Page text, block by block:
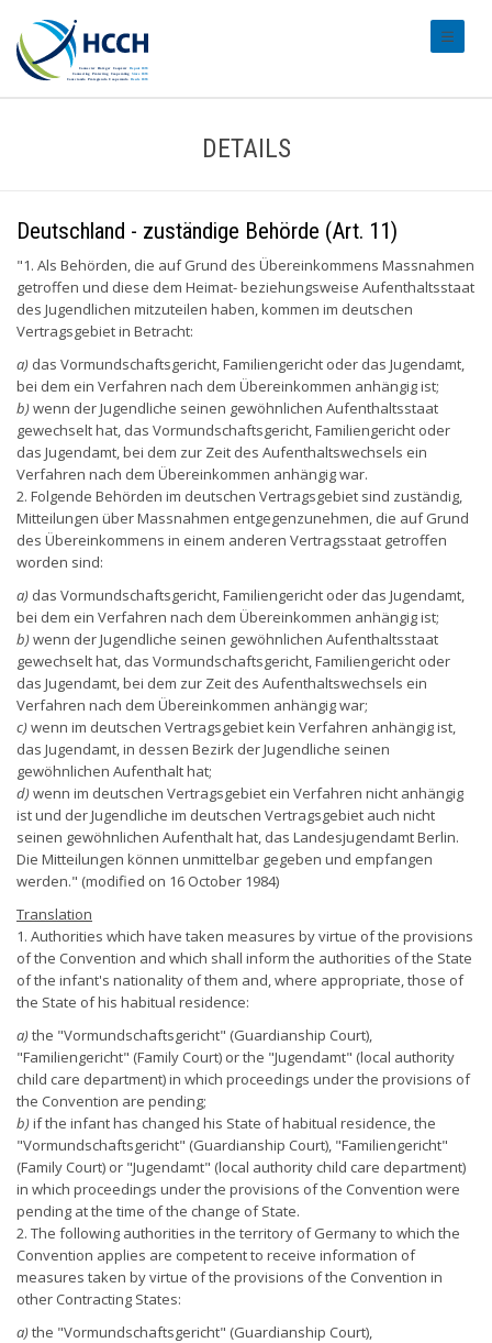
DETAILS
Deutschland - zuständige Behörde (Art. 11)
"1. Als Behörden, die auf Grund des Übereinkommens Massnahmen
getroffen und diese dem Heimat- beziehungsweise Aufenthaltsstaat
des Jugendlichen mitzuteilen haben, kommen im deutschen
Vertragsgebiet in Betracht:
a) das Vormundschaftsgericht, Familiengericht oder das Jugendamt,
bei dem ein Verfahren nach dem Übereinkommen anhängig ist;
b)wenn der Jugendliche seinen gewöhnlichen Aufenthaltsstaat
gewechselt hat, das Vormundschaftsgericht, Familiengericht oder
das Jugendamt, bei dem zur Zeit des Aufenthaltswechsels ein
Verfahren nach dem Übereinkommen anhängig war.
2. Folgende Behörden im deutschen Vertragsgebiet sind zuständig,
Mitteilungen über Massnahmen entgegenzunehmen, die auf Grund
des Übereinkommens in einem anderen Vertragsstaat getroffen
worden sind:
a) das Vormundschaftsgericht, Familiengericht oder das Jugendamt,
bei dem ein Verfahren nach dem Übereinkommen anhängig ist;
b)wenn der Jugendliche seinen gewöhnlichen Aufenthaltsstaat
gewechselt hat, das Vormundschaftsgericht, Familiengericht oder
das Jugendamt, bei dem zur Zeit des Aufenthaltswechsels ein
Verfahren nach dem Übereinkommen anhängig war;
c)wenn im deutschen Vertragsgebiet kein Verfahren anhängig ist,
das Jugendamt, in dessen Bezirk der Jugendliche seinen
gewöhnlichen Aufenthalt hat;
d)wenn im deutschen Vertragsgebiet ein Verfahren nicht anhängig
ist und der Jugendliche im deutschen Vertragsgebiet auch nicht
seinen gewöhnlichen Aufenthalt hat, das Landesjugendamt Berlin.
Die Mitteilungen können unmittelbar gegeben und empfangen
werden." (modified on 16 October 1984)
Translation
1. Authorities which have taken measures by virtue of the provisions
of the Convention and which shall inform the authorities of the State
of the infant's nationality of them and, where appropriate, those of
the State of his habitual residence:
a)the "Vormundschaftsgericht" (Guardianship Court),
"Familiengericht" (Family Court) or the "Jugendamt" (local authority
child care department) in which proceedings under the provisions of
the Convention are pending;
b)if the infant has changed his State of habitual residence, the
"Vormundschaftsgericht" (Guardianship Court), "Familiengericht"
(Family Court) or "Jugendamt" (local authority child care department)
in which proceedings under the provisions of the Convention were
pending at the time of the change of State.
2. The following authorities in the territory of Germany to which the
Convention applies are competent to receive information of
measures taken by virtue of the provisions of the Convention in
other Contracting States:
a)the "Vormundschaftsgericht" (Guardianship Court),